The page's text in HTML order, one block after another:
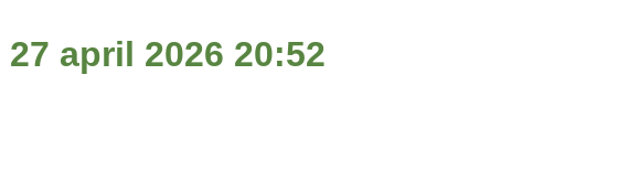
april 2026 20:52